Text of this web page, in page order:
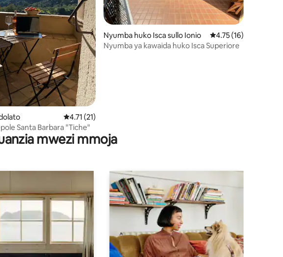
5 kati ya 5, tathmini 5
Ukadiriaji wa wastani wa 4.71 kati ya 5, tathmini 21
4.71 (21)
Santa Barbara "Tiche"
Nyumba huko Isca sullo Ionio Ukadiriaji wa wastani
4.75 (16)
Nyumba ya kawaida huko Isca Superiore
mwezi mmoja